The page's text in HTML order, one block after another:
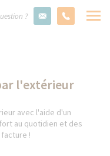
?
l'extérieur
avec l'aide d'un
au quotidien et des
!